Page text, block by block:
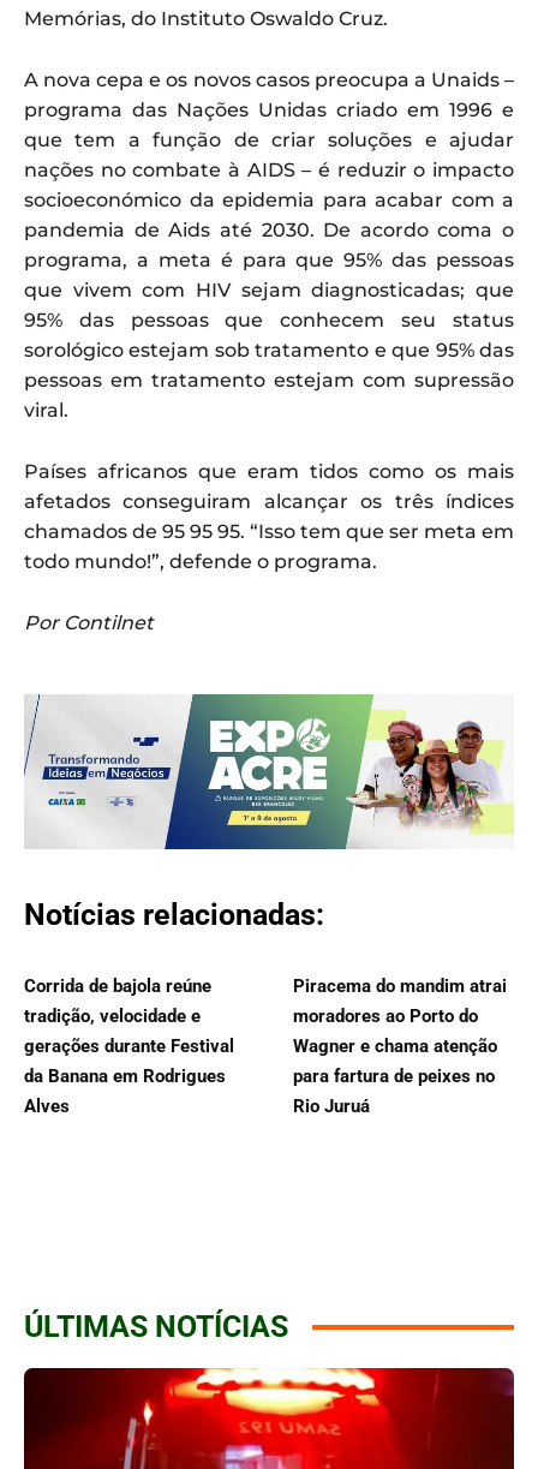
Memórias, do Instituto Oswaldo Cruz.
A nova cepa e os novos casos preocupa a Unaids –
programa das Nações Unidas criado em 1996 e
que tem a função de criar soluções e ajudar
nações no combate à AIDS – é reduzir o impacto
socioeconómico da epidemia para acabar com a
pandemia de Aids até 2030. De acordo coma o
programa, a meta é para que 95% das pessoas
que vivem com HIV sejam diagnosticadas; que
95% das pessoas que conhecem seu status
sorológico estejam sob tratamento e que 95% das
pessoas em tratamento estejam com supressão
viral.
Países africanos que eram tidos como os mais
afetados conseguiram alcançar os três índices
chamados de 95 95 95. “Isso tem que ser meta em
todo mundo!”, defende o programa.
Por Contilnet
Notícias relacionadas:
Corrida de bajola reúne
tradição, velocidade e
gerações durante Festival
da Banana em Rodrigues
Alves
Piracema do mandim atrai
moradores ao Porto do
Wagner e chama atenção
para fartura de peixes no
Rio Juruá
ÚLTIMAS NOTÍCIAS